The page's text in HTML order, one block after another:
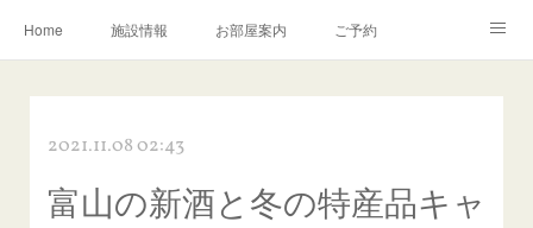
Home 施設情報 お部屋案内 ご予約
お問い合わせ／Q&A
2021.11.08 02:43
富山の新酒と冬の特産品キャ